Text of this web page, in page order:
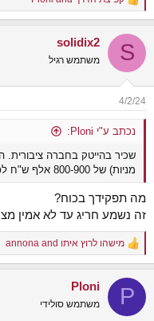
R
e
c
i
s
:
S
solidix2
משתמש רגיל
4/2/24
נכתב ע"י Ploni:
שכיר בהייטק בחברה ציבורית.
מניות) של 800-900 אלף ש"ח לפני מיסים
מה תפקידך בכוח?
זה נשמע חריג עד לא אמין
R
e
c
i
מישהו לרוץ איתו annona
P
Ploni
משתמש סולידי